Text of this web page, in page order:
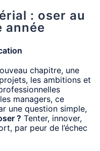
: oser au
année
chapitre, une
les ambitions et
managers, ce
une question simple,
? Tenter, innover,
par peur de l’échec